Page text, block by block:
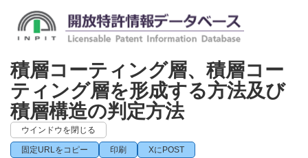
積層コーティング層、積層コー
ティング層を形成する方法及び
積層構造の判定方法
ウインドウを閉じる
固定URLをコピー 印刷 XにPOST